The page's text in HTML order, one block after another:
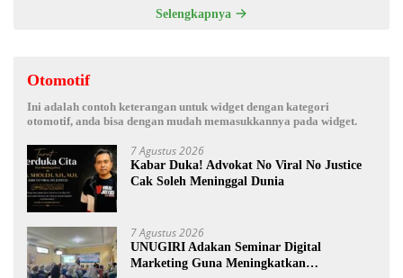
Selengkapnya
Otomotif
Ini adalah contoh keterangan untuk widget dengan kategori
otomotif, anda bisa dengan mudah memasukkannya pada widget.
7 Agustus 2026
Kabar Duka! Advokat No Viral No Justice
Cak Soleh Meninggal Dunia
7 Agustus 2026
UNUGIRI Adakan Seminar Digital
Marketing Guna Meningkatkan